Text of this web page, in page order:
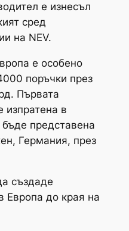
е изнесъл
сред
на NEV.
е особено
поръчки през
Първата
изпратена в
представена
Германия, през
създаде
Европа до края на